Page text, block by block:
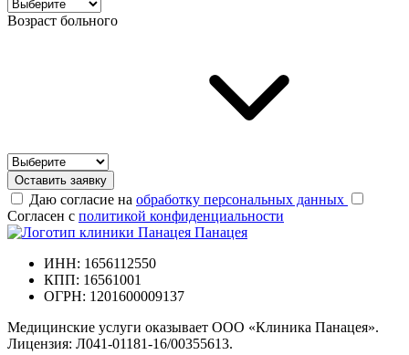
Возраст больного
Оставить заявку
Даю согласие на обработку персональных данных
Согласен с политикой конфиденциальности
Панацея
ИНН: 1656112550
КПП: 16561001
ОГРН: 1201600009137
Медицинские услуги оказывает ООО «Клиника Панацея».
Лицензия: Л041-01181-16/00355613.